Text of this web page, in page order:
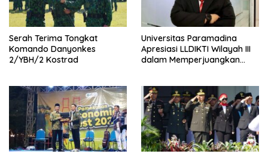
Serah Terima Tongkat
Komando Danyonkes
2/YBH/2 Kostrad
Universitas Paramadina
Apresiasi LLDIKTI Wilayah III
dalam Memperjuangkan